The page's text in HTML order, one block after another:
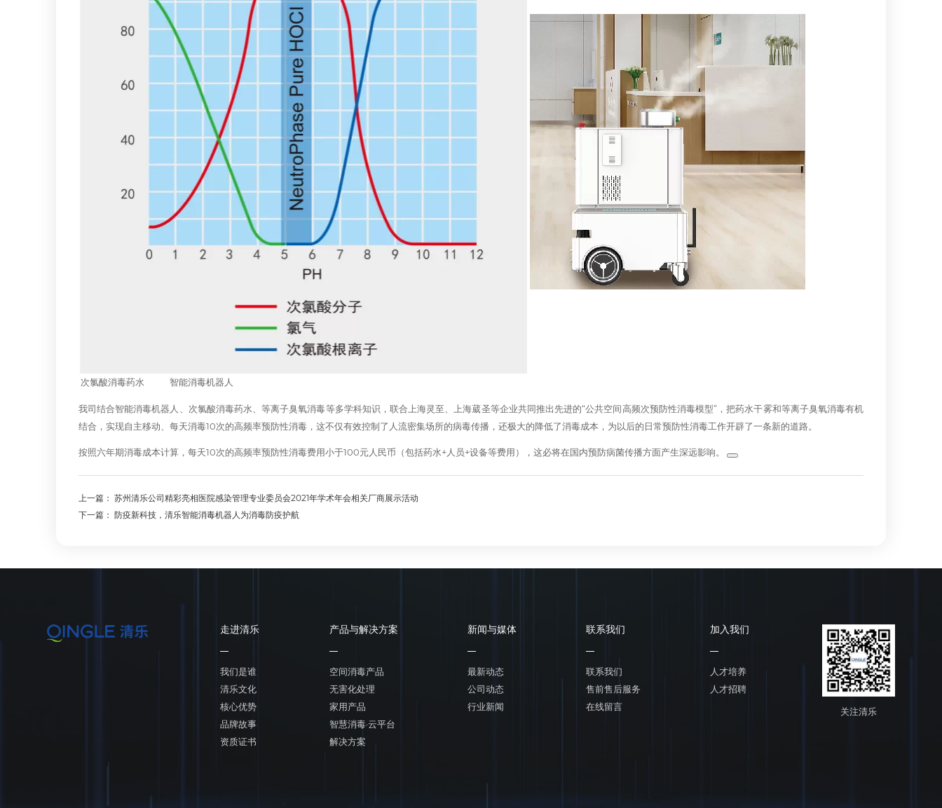
次氯酸消毒药水 智能消毒机器人
我司结合智能消毒机器人、次氯酸消毒药水、等离子臭氧消毒等多学科知识，联合上海灵至、上海葳圣等企业共同推出先进的“公共空间高频次预防性消毒模型”，把药水干雾和等离子臭氧消毒有机
结合，实现自主移动、每天消毒10次的高频率预防性消毒，这不仅有效控制了人流密集场所的病毒传播，还极大的降低了消毒成本，为以后的日常预防性消毒工作开辟了一条新的道路。
按照六年期消毒成本计算，每天10次的高频率预防性消毒费用小于100元人民币（包括药水+人员+设备等费用），这必将在国内预防病菌传播方面产生深远影响。
上一篇： 苏州清乐公司精彩亮相医院感染管理专业委员会2021年学术年会相关厂商展示活动
下一篇： 防疫新科技，清乐智能消毒机器人为消毒防疫护航
走进清乐
我们是谁
清乐文化
核心优势
品牌故事
资质证书
产品与解决方案
空间消毒产品
无害化处理
家用产品
智慧消毒·云平台
解决方案
新闻与媒体
最新动态
公司动态
行业新闻
联系我们
联系我们
售前售后服务
在线留言
加入我们
人才培养
人才招聘
关注清乐